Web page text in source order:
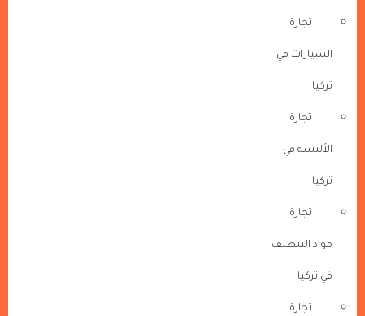
تجارة
السيارات في
تركيا
تجارة
الألبسة في
تركيا
تجارة
مواد التنظيف
في تركيا
تجارة